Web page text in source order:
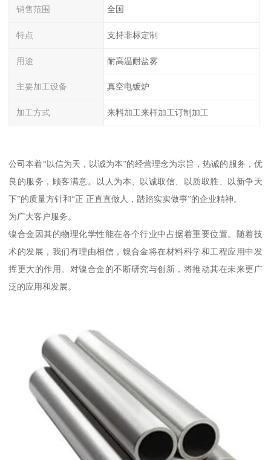
销售范围 全国
特点 支持非标定制
用途 耐高温耐盐雾
主要加工设备 真空电镀炉
加工方式 来料加工来样加工订制加工
公司本着“以信为天，以诚为本”的经营理念为宗旨，热诚的服务，优
良的服务，顾客满意。以人为本、以诚取信、以质取胜、以新争天
下”的质量方针和“正 正直直做人，踏踏实实做事”的企业精神。
为广大客户服务。
镍合金因其的物理化学性能在各个行业中占据着重要位置。随着技
术的发展，我们有理由相信，镍合金将在材料科学和工程应用中发
挥更大的作用。对镍合金的不断研究与创新，将推动其在未来更广
泛的应用和发展。